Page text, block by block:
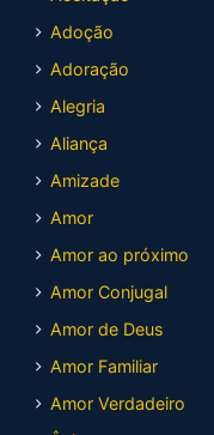
Adoção
Adoração
Alegria
Aliança
Amizade
Amor
Amor ao próximo
Amor Conjugal
Amor de Deus
Amor Familiar
Amor Verdadeiro